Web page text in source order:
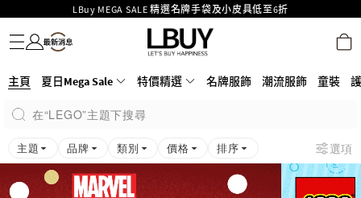
LBuy MEGA SALE 精選名牌手袋及小皮具低至6折
Goyard Hobo / Hobo Mini人氣限量特別版限時原價低至75折!
LBuy呈獻 - Hermès 及 Chanel 手袋及首飾原價低至6折，立即入手!
426號舖！
MOKO 1樓175號鋪旗艦店特設名牌Hermès、CHANEL及LV專區！
購物滿HKD500即享免運費！
名牌服飾
潮流服飾
童裝
護膚美妝
香水香薰
個人護理
母嬰護理
遊戲及精品玩具
文儀用品
家居生活
電子產品
美食
醫藥保健
運動與戶外用品
主頁 夏日Mega Sale 特價精選 名牌服飾 潮流服飾 童裝
在“LEGO”主題下搜尋
主題 品牌 類別 價格 排序 選項